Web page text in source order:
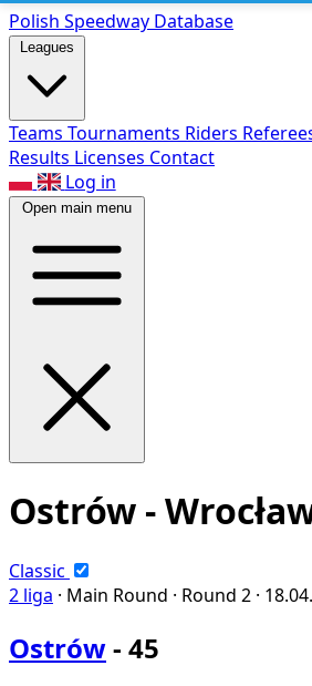
Polish Speedway Database
Leagues
Teams Tournaments Riders
Results Licenses Contact
Log in
Open main menu
Ostrów -
Classic
2 liga · Main Round · Round 2 ·
Ostrów- 45